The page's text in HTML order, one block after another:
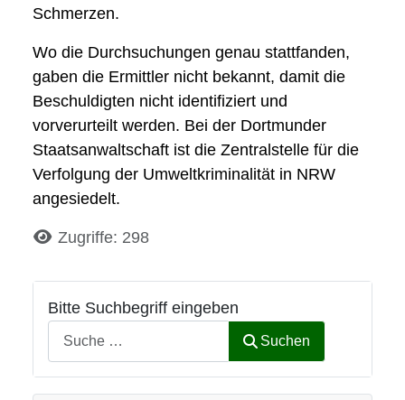
Bitte Suchbegriff eingeben
Suchen
Schmerzen.
Wo die Durchsuchungen genau stattfanden,
gaben die Ermittler nicht bekannt, damit die
Beschuldigten nicht identifiziert und
vorverurteilt werden. Bei der Dortmunder
Staatsanwaltschaft ist die Zentralstelle für die
Verfolgung der Umweltkriminalität in NRW
angesiedelt.
DetailsZugriffe: 298